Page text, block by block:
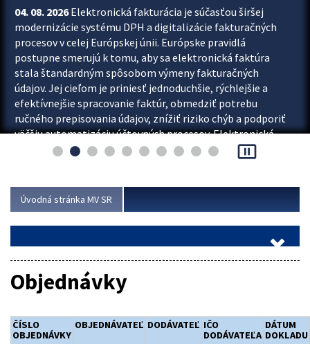
04. 08. 2026Elektronická fakturácia je súčasťou širšej
modernizácie systému DPH a digitalizácie fakturačných
procesov v celej Európskej únii. Európske pravidlá
postupne smerujú k tomu, aby sa elektronická faktúra
stala štandardným spôsobom výmeny fakturačných
údajov. Jej cieľom je priniesť jednoduchšie, rýchlejšie a
efektívnejšie spracovanie faktúr, obmedziť potrebu
ručného prepisovania údajov, znížiť riziko chýb a podporiť
väčšiu automatizáciu účtovných procesov. Elektronická
fakturácia preto nepredstavuje...
pause_presentation
Úvodná stránka MV SR
Objednávky
ČÍSLO
OBJEDNÁVKY
OBJEDNÁVATEĽ DODÁVATEĽ IČO
DODÁVATEĽA
DÁTUM
DOKLADU